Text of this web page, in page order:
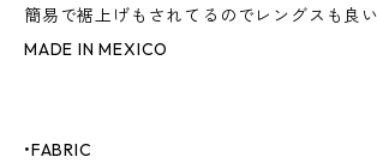
簡易で裾上げもされてるのでレングスも良い
MADE IN MEXICO
•FABRIC